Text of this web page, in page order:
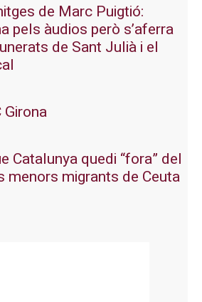
de Marc Puigtió:
pels àudios però s’aferra
de Sant Julià i el
Girona
Catalunya quedi “fora” del
menors migrants de Ceuta